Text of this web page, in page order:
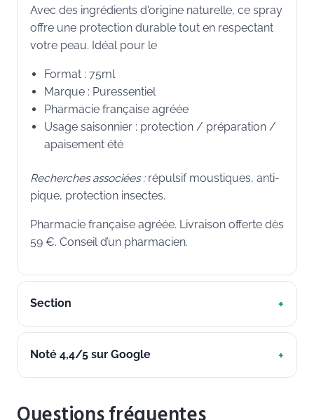
Avec des ingrédients d'origine naturelle, ce spray
offre une protection durable tout en respectant
votre peau. Idéal pour le
Format : 75ml
Marque : Puressentiel
Pharmacie française agréée
Usage saisonnier : protection / préparation /
apaisement été
Recherches associées :répulsif moustiques, anti-
pique, protection insectes.
Pharmacie française agréée. Livraison offerte dès
59 €. Conseil d’un pharmacien.
Section
Noté 4,4/5 sur Google